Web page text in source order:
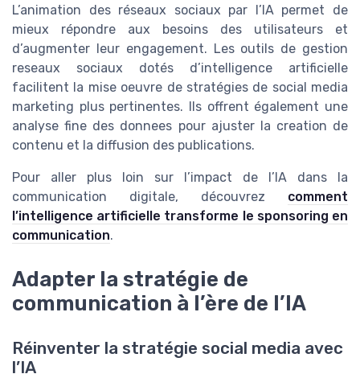
L’animation des réseaux sociaux par l’IA permet de
mieux répondre aux besoins des utilisateurs et
d’augmenter leur engagement. Les outils de gestion
reseaux sociaux dotés d’intelligence artificielle
facilitent la mise oeuvre de stratégies de social media
marketing plus pertinentes. Ils offrent également une
analyse fine des donnees pour ajuster la creation de
contenu et la diffusion des publications.
Pour aller plus loin sur l’impact de l’IA dans la
communication digitale, découvrez comment
l’intelligence artificielle transforme le sponsoring en
communication.
Adapter la stratégie de
communication à l’ère de l’IA
Réinventer la stratégie social media avec
l’IA